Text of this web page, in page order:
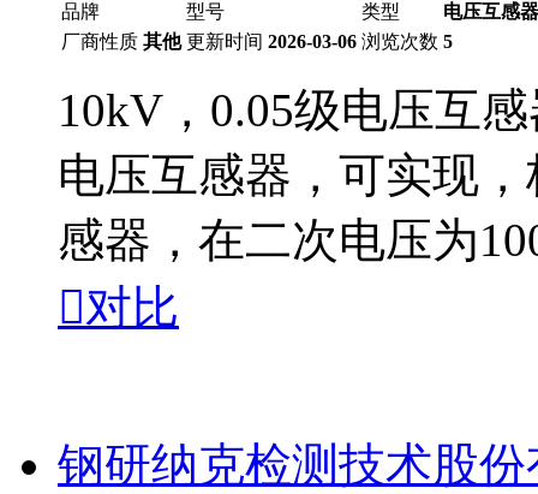
品牌 型号 类型
电压互感器
厂商性质 其他 更新时间 2026-03-06 浏览次数 5
10kV，0.05级电压互
电压互感器，可实现
感器，在二次电压为
对比
钢研纳克检测技术股